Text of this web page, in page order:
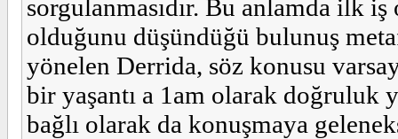
sorgulanmasıdır. Bu anlamda ilk
olduğunu düşündüğü bulunuş
yönelen Derrida, söz konusu
bir yaşantı a 1am olarak doğruluk
bağlı olarak da konuşmaya